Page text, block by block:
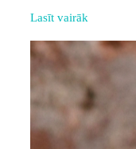
Lasīt vairāk